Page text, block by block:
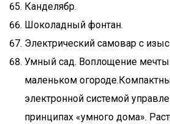
Канделябр.
Шоколадный фонтан.
Электрический самовар с
Умный сад. Воплощение
маленьком
электронной системой
принципах «умного дома».